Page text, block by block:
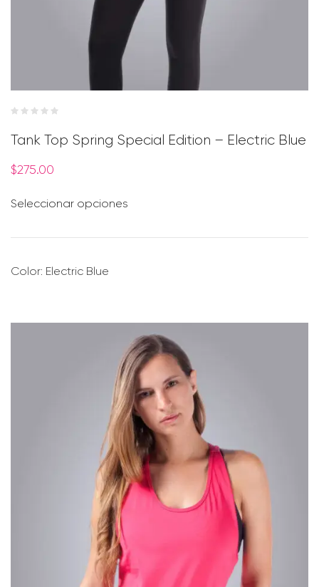
Tank Top Spring Special Edition – Electric Blue
$275.00
Seleccionar opciones
Color: Electric Blue